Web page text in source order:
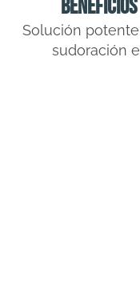
Solución
sudoración